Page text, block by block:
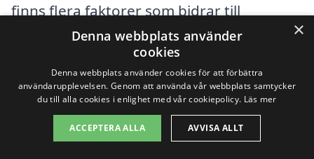
finns flera faktorer som bidrar till
kostnaden för en totalentreprenad, och
att ha kunskap om dessa kan hjälpa dig
att få bästa möjliga erbjudande. Nedan
följer några av de viktigaste faktorerna
som spelar in:
×
Denna webbplats använder
cookies
Denna webbplats använder cookies för att förbättra
användarupplevelsen. Genom att använda vår webbplats samtycker
du till alla cookies i enlighet med vår cookiepolicy. Läs mer
ACCEPTERA ALLA AVVISA ALLT